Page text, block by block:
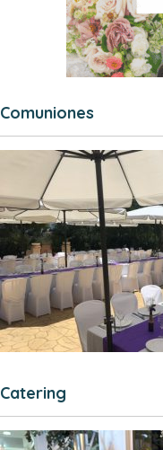
Comuniones
Catering